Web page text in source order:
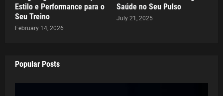
Estilo e Performance para o
Seu Treino
February 14, 2026
Saúde no Seu Pulso
July 21, 2025
Popular Posts